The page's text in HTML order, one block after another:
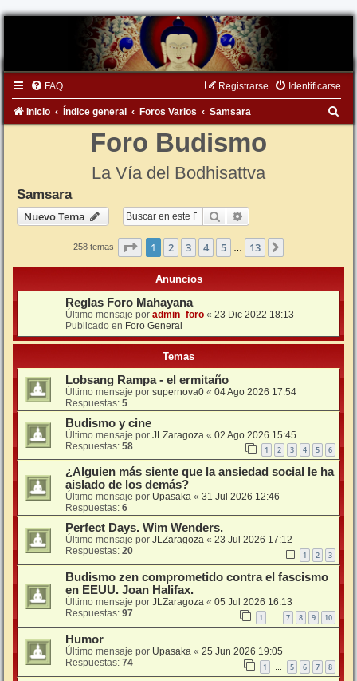
FAQ Identificarse
Registrarse
Inicio Índice general Foros Varios Samsara
Foro Budismo
La Vía del Bodhisattva
Samsara
Nuevo Tema
Buscar
258 temas Página de 13
1 2 3 4 5 13
Anuncios
Reglas Foro Mahayana
Último mensaje por admin_foro « 23 Dic 2022 18:13
Publicado en Foro General
Temas
Lobsang Rampa - el ermitaño
Último mensaje por supernova0 « 04 Ago 2026 17:54
Respuestas: 5
Budismo y cine
Último mensaje por JLZaragoza « 02 Ago 2026 15:45
Respuestas: 58 1 2 3 4 5 6
¿Alguien más siente que la ansiedad social le ha
aislado de los demás?
Último mensaje por Upasaka « 31 Jul 2026 12:46
Respuestas: 6
Perfect Days. Wim Wenders.
Último mensaje por JLZaragoza « 23 Jul 2026 17:12
Respuestas: 20 1 2 3
Budismo zen comprometido contra el fascismo
en EEUU. Joan Halifax.
Último mensaje por JLZaragoza « 05 Jul 2026 16:13
Respuestas: 97 1 7 8 9 10
Humor
Último mensaje por Upasaka « 25 Jun 2026 19:05
Respuestas: 74 1 5 6 7 8